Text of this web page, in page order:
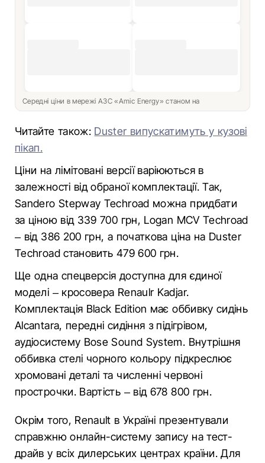
Середні ціни в мережі АЗС «Amic Energy» станом на
Читайте також: Duster випускатимуть у кузові
пікап.
Ціни на лімітовані версії варіюються в
залежності від обраної комплектації. Так,
Sandero Stepway Techroad можна придбати
за ціною від 339 700 грн, Logan MCV Techroad
– від 386 200 грн, а початкова ціна на Duster
Techroad становить 479 600 грн.
Ще одна спецверсія доступна для єдиної
моделі – кросовера Renaulr Kadjar.
Комплектація Black Edition має оббивку сидінь
Alcantara, передні сидіння з підігрівом,
аудіосистему Bose Sound System. Внутрішня
оббивка стелі чорного кольору підкреслює
хромовані деталі та численні червоні
прострочки. Вартість – від 678 800 грн.
Окрім того, Renault в Україні презентували
справжню онлайн-систему запису на тест-
драйв у всіх дилерських центрах країни. Для